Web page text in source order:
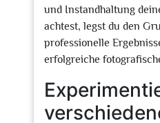
und Instandhaltung
achtest, legst du den
professionelle
erfolgreiche